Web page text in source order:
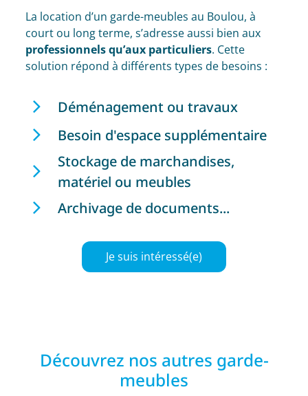
La location d’un garde-meubles au Boulou, à
court ou long terme, s’adresse aussi bien aux
professionnels qu’aux particuliers. Cette
solution répond à différents types de besoins :
Déménagement ou travaux
Besoin d'espace supplémentaire
Stockage de marchandises,
matériel ou meubles
Archivage de documents...
Je suis intéressé(e)
Découvrez nos autres garde-
meubles